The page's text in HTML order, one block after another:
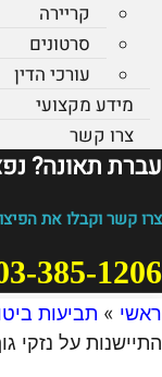
קריירה
סרטונים
עורכי הדין
מידע מקצועי
צרו קשר
עברת תאונה?
צרו קשר וקבלו את
385-1206
ראשי » תביעות
התיישנות על נזקי